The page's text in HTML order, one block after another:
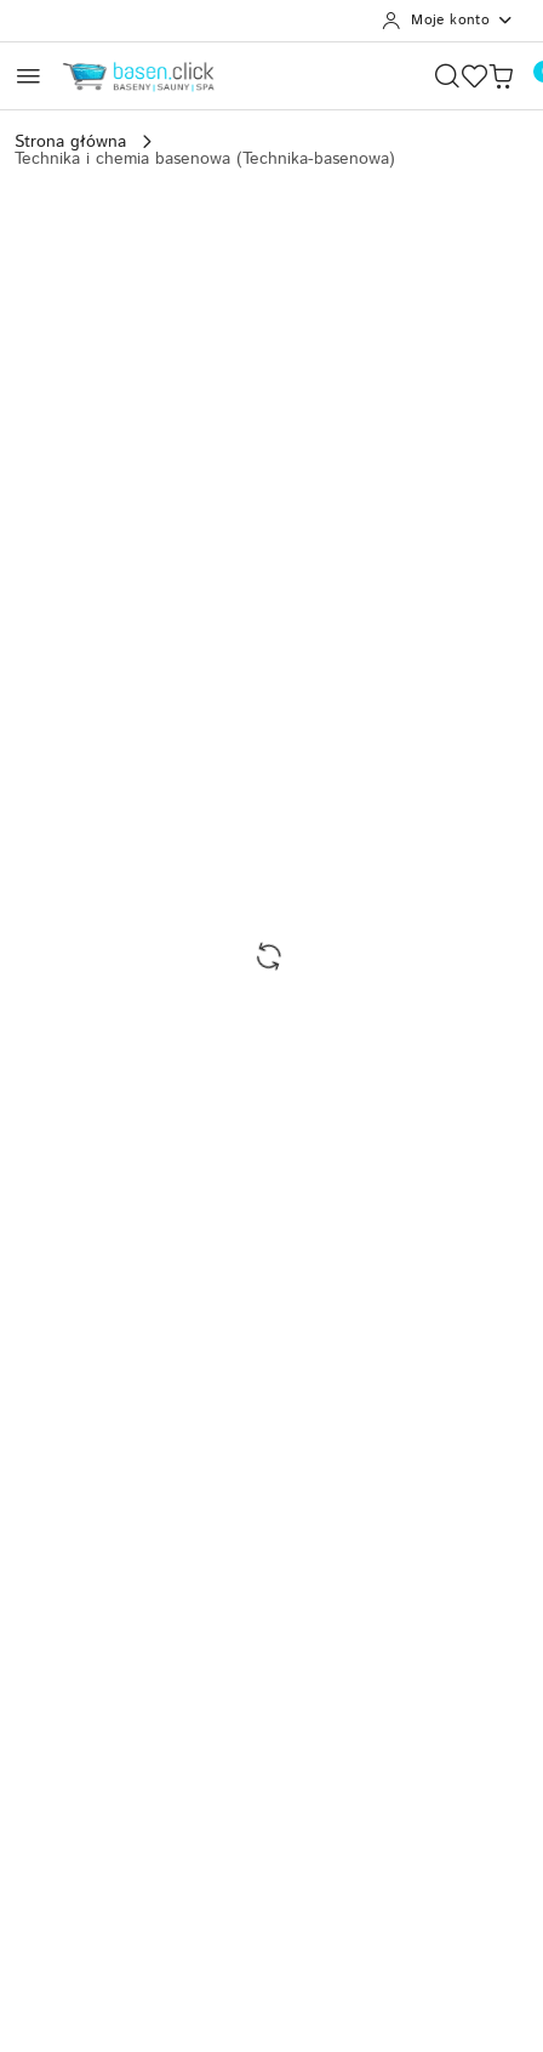
Moje konto
Strona główna
Technika i chemia basenowa (Technika-basenowa)